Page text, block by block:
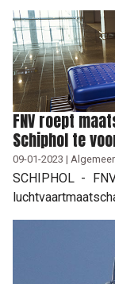
FNV roept
Schiphol te
09-01-2023 |
SCHIPHOL -